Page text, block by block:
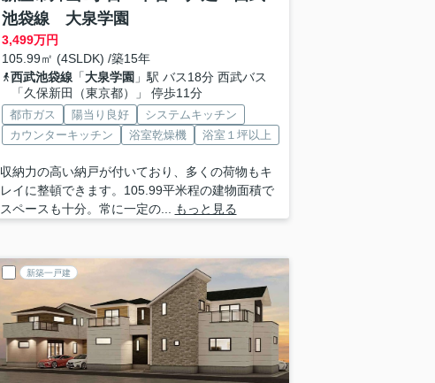
池袋線 大泉学園
3,499万円
105.99㎡ (4SLDK) /築15年
西武池袋線「大泉学園 」駅 バス18分 西武バス
「久保新田（東京都）」 停歩11分
都市ガス 陽当り良好
システムキッチン
カウンターキッチン
浴室乾燥機 浴室１坪以上
収納力の高い納戸が付いており、多くの荷物もキ
レイに整頓できます。105.99平米程の建物面積で
スペースも十分。常に一定の...
もっと見る
新築一戸建